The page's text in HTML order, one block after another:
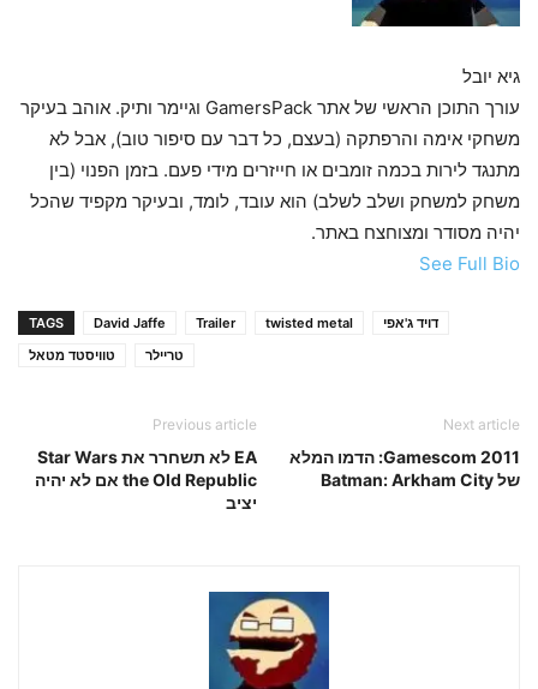
גיא יובל
עורך התוכן הראשי של אתר GamersPack וגיימר ותיק. אוהב בעיקר
משחקי אימה והרפתקה (בעצם, כל דבר עם סיפור טוב), אבל לא
מתנגד לירות בכמה זומבים או חייזרים מידי פעם. בזמן הפנוי (בין
משחק למשחק ושלב לשלב) הוא עובד, לומד, ובעיקר מקפיד שהכל
יהיה מסודר ומצוחצח באתר.
See Full Bio
TAGS David Jaffe Trailer twisted metal
דויד ג'אפי
טוויסטד מטאל
טריילר
Previous article
EA לא תשחרר את Star Wars
the Old Republic אם לא יהיה
יציב
Next article
Gamescom 2011: הדמו המלא
של Batman: Arkham City